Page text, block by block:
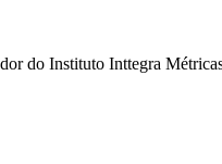
do Instituto Inttegra